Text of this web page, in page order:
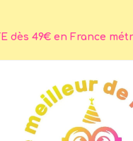
dès 49€ en France